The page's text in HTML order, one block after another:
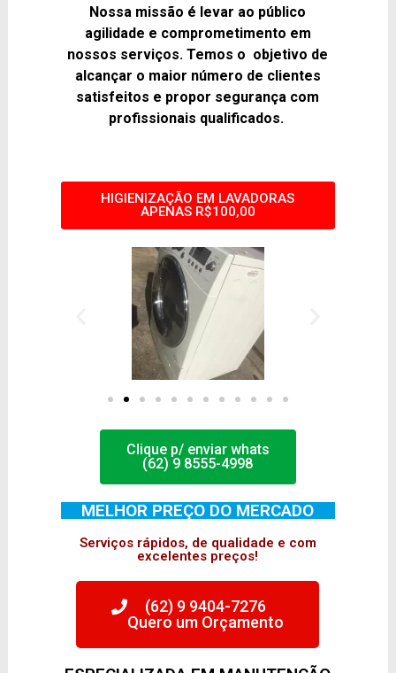
Nossa missão é levar ao público
agilidade e comprometimento em
nossos serviços. Temos o objetivo de
alcançar o maior número de clientes
satisfeitos e propor segurança com
profissionais qualificados.
HIGIENIZAÇÃO EM LAVADORAS
APENAS R$100,00
Clique p/ enviar whats
(62) 9 8555-4998
MELHOR PREÇO DO MERCADO
Serviços rápidos, de qualidade e com
excelentes preços!
(62) 9 9404-7276
Quero um Orçamento